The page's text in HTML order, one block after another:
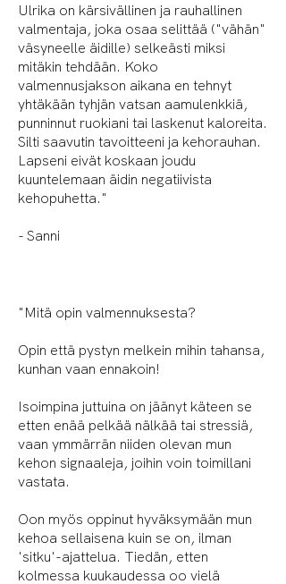
Ulrika on kärsivällinen ja rauhallinen
valmentaja, joka osaa selittää ("vähän"
väsyneelle äidille) selkeästi miksi
mitäkin tehdään. Koko
valmennusjakson aikana en tehnyt
yhtäkään tyhjän vatsan aamulenkkiä,
punninnut ruokiani tai laskenut kaloreita.
Silti saavutin tavoitteeni ja kehorauhan.
Lapseni eivät koskaan joudu
kuuntelemaan äidin negatiivista
kehopuhetta."
- Sanni
"Mitä opin valmennuksesta?
Opin että pystyn melkein mihin tahansa,
kunhan vaan ennakoin!
Isoimpina juttuina on jäänyt käteen se
etten enää pelkää nälkää tai stressiä,
vaan ymmärrän niiden olevan mun
kehon signaaleja, joihin voin toimillani
vastata.
Oon myös oppinut hyväksymään mun
kehoa sellaisena kuin se on, ilman
'sitku'-ajattelua. Tiedän, etten
kolmessa kuukaudessa oo vielä